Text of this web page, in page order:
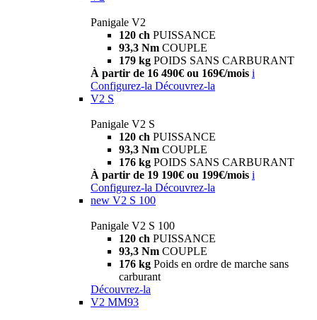
Panigale V2
120 ch PUISSANCE
93,3 Nm COUPLE
179 kg POIDS SANS CARBURANT
À partir de 16 490€ ou 169€/mois i
Configurez-la Découvrez-la
V2 S
Panigale V2 S
120 ch PUISSANCE
93,3 Nm COUPLE
176 kg POIDS SANS CARBURANT
À partir de 19 190€ ou 199€/mois i
Configurez-la Découvrez-la
new V2 S 100
Panigale V2 S 100
120 ch PUISSANCE
93,3 Nm COUPLE
176 kg Poids en ordre de marche sans
carburant
Découvrez-la
V2 MM93